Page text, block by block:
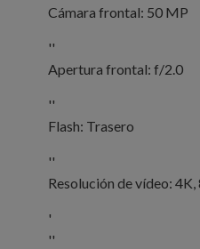
Cámara frontal: 50 MP
''
Apertura frontal: f/2.0
''
Flash: Trasero
''
Resolución de vídeo:
'
''